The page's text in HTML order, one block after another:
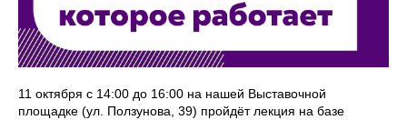
11 октября с 14:00 до 16:00 на нашей Выставочной
площадке (ул. Ползунова, 39) пройдёт лекция на базе